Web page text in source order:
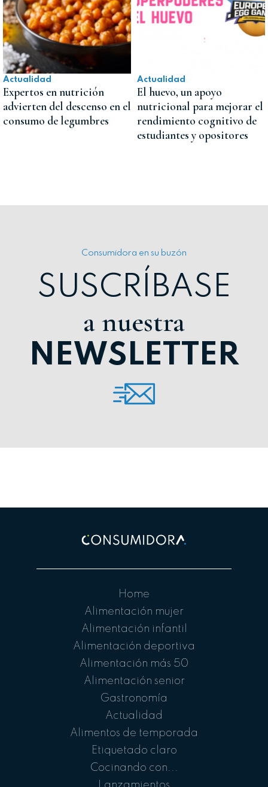
Actualidad
Expertos en nutrición
advierten del descenso en el
consumo de legumbres
Actualidad
El huevo, un apoyo
nutricional para mejorar el
rendimiento cognitivo de
estudiantes y opositores
Consumidora en su buzón
SUSCRÍBASE
a nuestra
NEWSLETTER
Home
Alimentación mujer
Alimentación infantil
Alimentación deportiva
Alimentación más 50
Alimentación senior
Gastronomía
Actualidad
Alimentos de temporada
Etiquetado claro
Cocinando con...